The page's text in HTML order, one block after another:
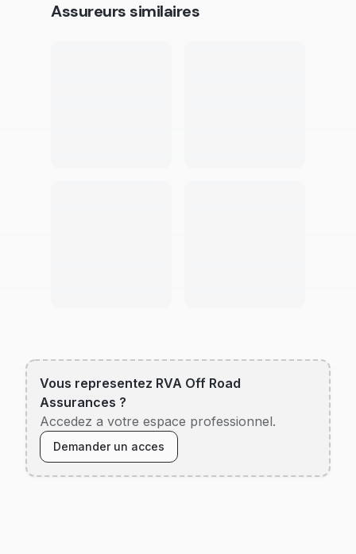
Assureurs similaires
Vous representez RVA Off Road
Assurances ?
Accedez a votre espace professionnel.
Demander un acces